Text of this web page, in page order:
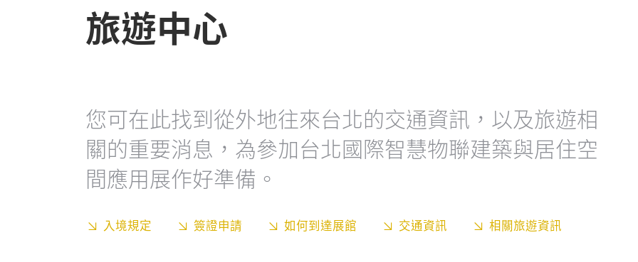
旅遊中心
您可在此找到從外地往來台北的交通資訊，以及旅遊相
關的重要消息，為參加台北國際智慧物聯建築與居住空
間應用展作好準備。
入境規定 簽證申請 如何到達展館 交通資訊 相關旅遊資訊